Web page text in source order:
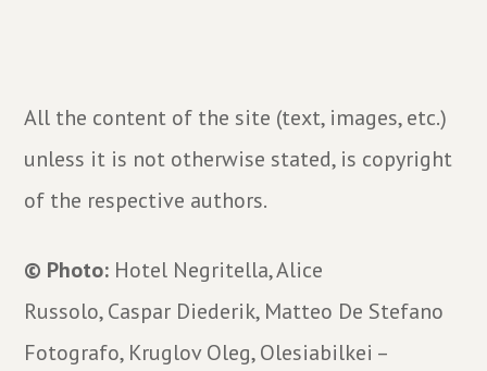
All the content of the site (text, images, etc.)
unless it is not otherwise stated, is copyright
of the respective authors.
© Photo: Hotel Negritella, Alice
Russolo, Caspar Diederik, Matteo De Stefano
Fotografo, Kruglov Oleg, Olesiabilkei –